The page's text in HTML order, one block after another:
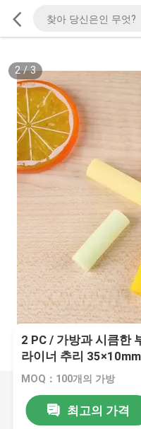
2/3
2 PC / 가방과 시큼한
라이너 추리
MOQ：100개의 가방
최고의 가격